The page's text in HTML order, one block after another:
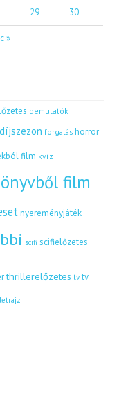
»
29 30
bemutatók
díjszezon forgatás horror
film kvíz
film
nyereményjáték
scifi scifielőzetes
thrillerelőzetes tv tv